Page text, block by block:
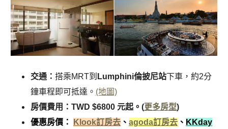
交通： 搭乘MRT到 Lumphini倫披尼站下車，約2分
鐘車程即可抵達。 (地圖)
房價費用：TWD $6800 元起。(更多房型)
優惠房價：
Klook訂房去 、 agoda訂房去 、 KKday